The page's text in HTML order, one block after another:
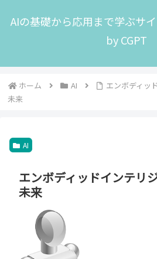
AIの基礎から応用まで学ぶサ
by CGPT
ホーム AI
エンボディッ
未来
AI
エンボディッドインテリ
未来